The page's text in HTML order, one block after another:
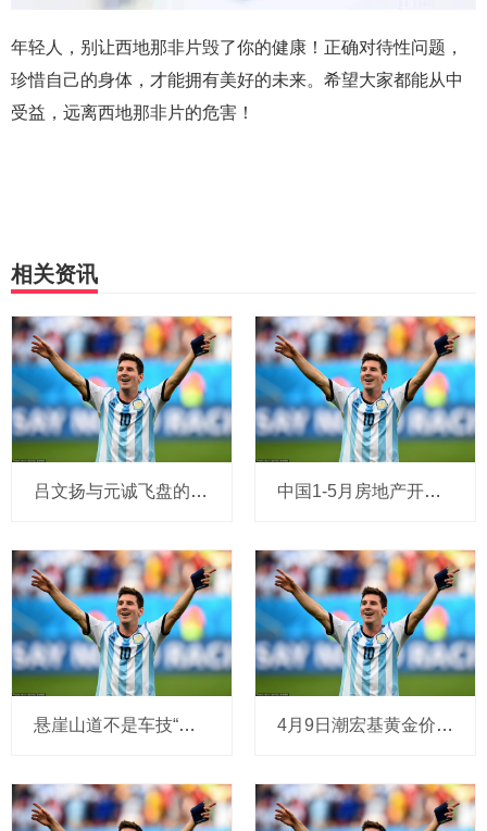
年轻人，别让西地那非片毁了你的健康！正确对待性问题，
珍惜自己的身体，才能拥有美好的未来。希望大家都能从中
受益，远离西地那非片的危害！
相关资讯
吕文扬与元诚飞盘的诞生_运动_飞行轨迹_中国 中国1-5月房地产开发投资同比下降10.7%，新建商品房销售面积同比下降2.9%
悬崖山道不是车技“秀场” 4月9日潮宏基黄金价格923元/克